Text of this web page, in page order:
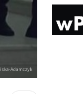
Adamczyk